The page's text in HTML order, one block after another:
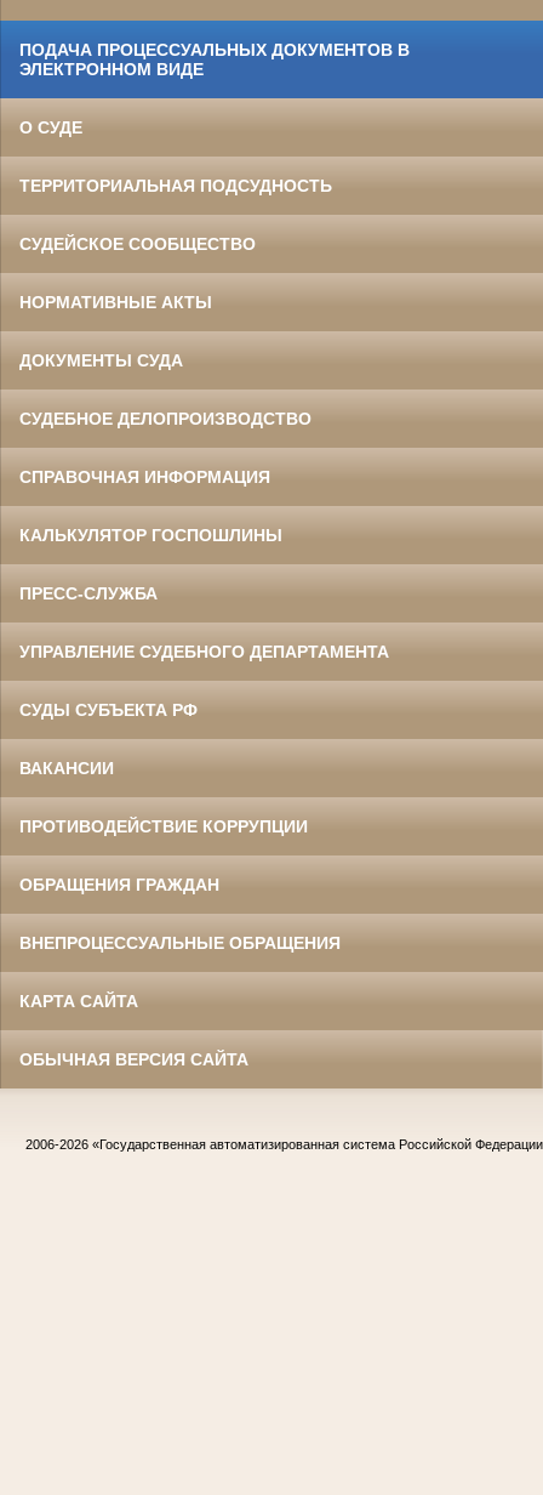
ПОДАЧА ПРОЦЕССУАЛЬНЫХ ДОКУМЕНТОВ В
ЭЛЕКТРОННОМ ВИДЕ
О СУДЕ
ТЕРРИТОРИАЛЬНАЯ ПОДСУДНОСТЬ
СУДЕЙСКОЕ СООБЩЕСТВО
НОРМАТИВНЫЕ АКТЫ
ДОКУМЕНТЫ СУДА
СУДЕБНОЕ ДЕЛОПРОИЗВОДСТВО
СПРАВОЧНАЯ ИНФОРМАЦИЯ
КАЛЬКУЛЯТОР ГОСПОШЛИНЫ
ПРЕСС-СЛУЖБА
УПРАВЛЕНИЕ СУДЕБНОГО ДЕПАРТАМЕНТА
СУДЫ СУБЪЕКТА РФ
ВАКАНСИИ
ПРОТИВОДЕЙСТВИЕ КОРРУПЦИИ
ОБРАЩЕНИЯ ГРАЖДАН
ВНЕПРОЦЕССУАЛЬНЫЕ ОБРАЩЕНИЯ
КАРТА САЙТА
ОБЫЧНАЯ ВЕРСИЯ САЙТА
2006-2026 «Государственная автоматизированная система Российской